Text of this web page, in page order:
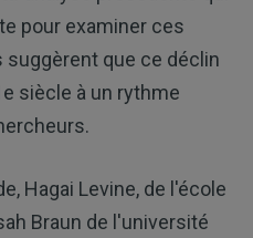
pour examiner ces
suggèrent que ce déclin
siècle à un rythme
Hagai Levine, de l'école
Braun de l'université